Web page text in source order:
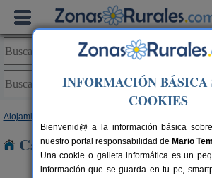
Alojamientos
Casas Rurales cerca de
INFORMACIÓN BÁSICA
COOKIES
Bienvenid@ a la información básica
nuestro portal responsabilidad de Mario
Una cookie o galleta informática es un
información que se guarda en tu pc,